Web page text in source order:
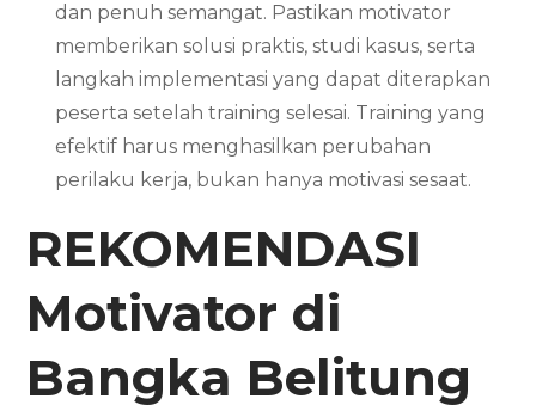
dan penuh semangat. Pastikan motivator
memberikan solusi praktis, studi kasus, serta
langkah implementasi yang dapat diterapkan
peserta setelah training selesai. Training yang
efektif harus menghasilkan perubahan
perilaku kerja, bukan hanya motivasi sesaat.
REKOMENDASI
Motivator di
Bangka Belitung